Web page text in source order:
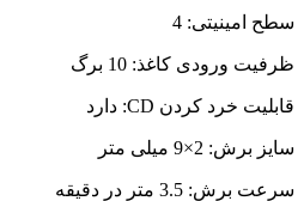
سطح امینیتی: 4
ظرفیت ورودی کاغذ: 10 برگ
قابلیت خرد کردن CD: دارد
سایز برش: 2×9 میلی متر
سرعت برش: 3.5 متر در دقیقه